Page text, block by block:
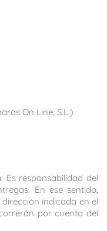
On Line, S.L.)
responsabilidad del
En ese sentido,
indicada en el
por cuenta del